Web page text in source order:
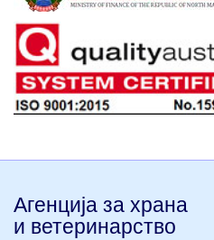
Агенција за храна
и ветеринарство